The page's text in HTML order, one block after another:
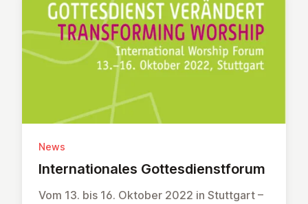
News
In­ter­na­tionales Gottes­di­en­st­for­um
Vom 13. bis 16. Oktober 2022 in Stuttgart –